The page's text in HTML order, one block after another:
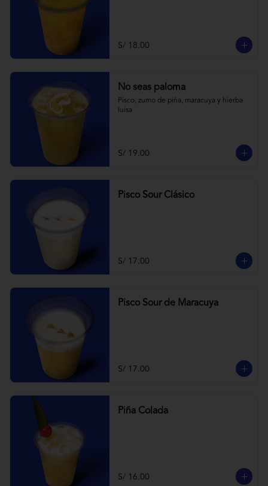
S/ 18.00
No seas paloma
Pisco, zumo de piña, maracuya y hierba
luisa
S/ 19.00
Pisco Sour Clásico
S/ 17.00
Pisco Sour de Maracuya
S/ 17.00
Piña Colada
S/ 16.00